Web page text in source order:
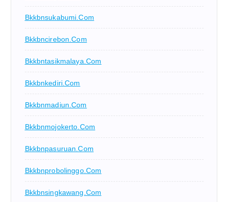
Bkkbnsukabumi.com
Bkkbncirebon.com
Bkkbntasikmalaya.com
Bkkbnkediri.com
Bkkbnmadiun.com
Bkkbnmojokerto.com
Bkkbnpasuruan.com
Bkkbnprobolinggo.com
Bkkbnsingkawang.com